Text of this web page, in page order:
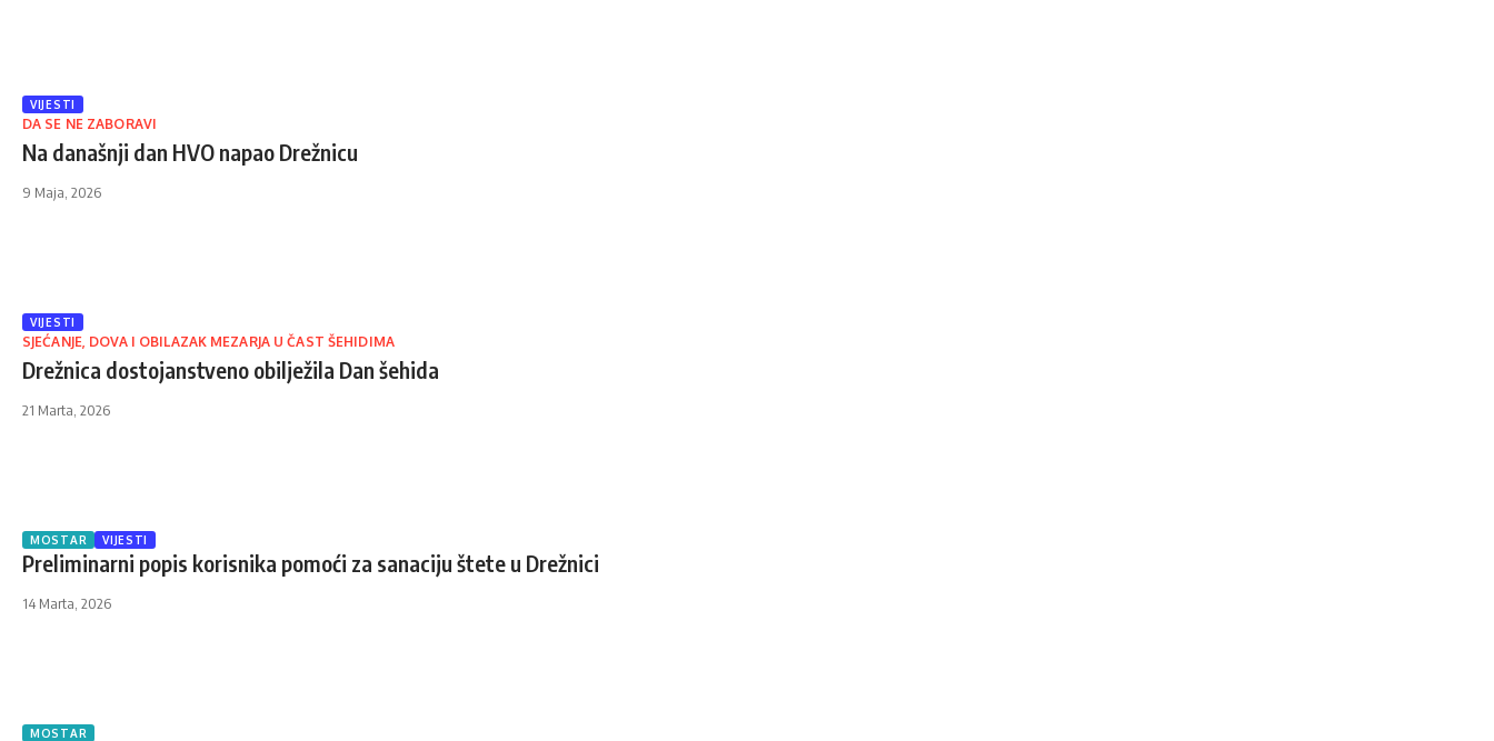
VIJESTI
DA SE NE ZABORAVI
Na današnji dan HVO napao Drežnicu
9 Maja, 2026
VIJESTI
SJEĆANJE, DOVA I OBILAZAK MEZARJA U ČAST ŠEHIDIMA
Drežnica dostojanstveno obilježila Dan šehida
21 Marta, 2026
MOSTAR VIJESTI
Preliminarni popis korisnika pomoći za sanaciju štete u Drežnici
14 Marta, 2026
MOSTAR